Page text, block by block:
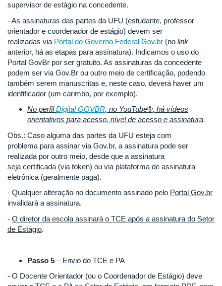
supervisor de estágio na concedente.
- As assinaturas das partes da UFU (estudante, professor
orientador e coordenador de estágio) devem ser
realizadas via Portal do Governo Federal Gov.br (no link
anterior, há as etapas para assinatura). Indicamos o uso do
Portal GovBr por ser gratuito. As assinaturas da concedente
podem ser via Gov.Br ou outro meio de certificação, podendo
também serem manuscritas e, neste caso, deverá haver um
idenfificador (um carimbo, por exemplo).
No perfilDigital GOVBR, no YouTube®, há vídeos
orientativos para acesso, nível de acesso e assinatura.
Obs.: Caso alguma das partes da UFU esteja com
problema para assinar via Gov.br, a assinatura pode ser
realizada por outro meio, desde que a assinatura
seja certificada (via token) ou via plataforma de assinatura
eletrônica (geralmente paga).
- Qualquer alteração no documento assinado pelo Portal Gov.br
invalidará a assinatura.
- O diretor da escola assinará o TCE após a assinatura do Setor
de Estágio.
Passo 5 – Envio do TCE e PA
- O Docente Orientador (ou o Coordenador de Estágio) deve